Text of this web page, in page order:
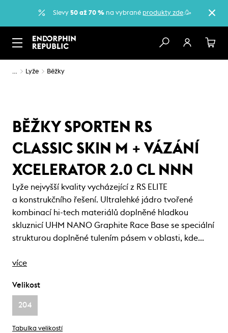
Slevy 50 až 70 % na vybrané produkty zde.🥳
… Lyže Běžky
BĚŽKY SPORTEN RS
CLASSIC SKIN M + VÁZÁNÍ
XCELERATOR 2.0 CL NNN
Lyže nejvyšší kvality vycházející z RS ELITE
a konstrukčního řešení. Ultralehké jádro tvořené
kombinací hi-tech materiálů doplněné hladkou
skluznicí UHM NANO Graphite Race Base se speciální
strukturou doplněné tulením pásem v oblasti, kde…
více
Velikost
204
Tabulka velikostí